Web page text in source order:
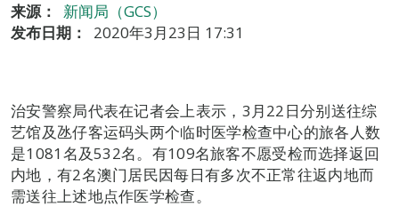
来源：
新闻局（GCS）
发布日期：
2020年3月23日 17:31
治安警察局代表在记者会上表示，3月22日分别送往综
艺馆及氹仔客运码头两个临时医学检查中心的旅各人数
是1081名及532名。有109名旅客不愿受检而选择返回
内地，有2名澳门居民因每日有多次不正常往返内地而
需送往上述地点作医学检查。